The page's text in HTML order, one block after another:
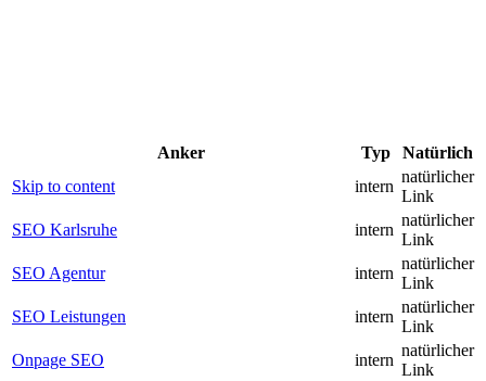
Anker Typ
Natürlich
Skip to content
intern
natürlicher
Link
SEO Karlsruhe
intern
natürlicher
Link
SEO Agentur
intern
natürlicher
Link
SEO Leistungen
intern
natürlicher
Link
Onpage SEO
intern
natürlicher
Link